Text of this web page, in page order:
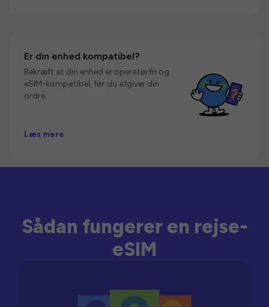
Er din enhed kompatibel?
Bekræft at din enhed er operatørfri og
eSIM-kompatibel, før du afgiver din
ordre.
Læs mere
Sådan fungerer en rejse-
eSIM